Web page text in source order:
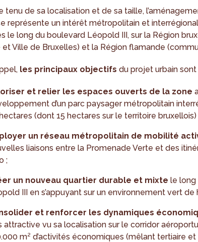
tenu de sa localisation et de sa taille,
représente un intérêt métropolitain et
le long du boulevard Léopold III, sur la Région
et Ville de Bruxelles) et la Région flamande
les principaux objectifs du projet urbain sont
et relier les espaces ouverts de la zone
d’un parc paysager métropolitain
(dont 15 hectares sur le territoire bruxellois)
un réseau métropolitain de mobilité
liaisons entre la Promenade Verte et des
;
un nouveau quartier durable et mixte le long
III en s’appuyant sur un environnement vert de
et renforcer les dynamiques
attractive vu sa localisation sur le corridor
m² d’activités économiques (mêlant tertiaire